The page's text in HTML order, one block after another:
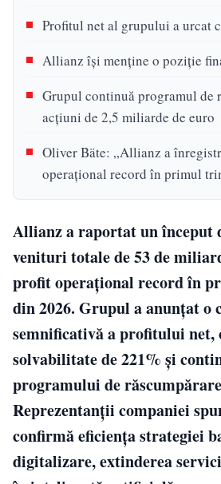
Profitul net al grupului a urcat
Allianz își menține o poziție
Grupul continuă programul de
acțiuni de 2,5 miliarde de euro
Oliver Bäte: „Allianz a
operațional record în primul
Allianz a raportat un început
venituri totale de 53 de
profit operațional record în
din 2026. Grupul a anunțat o
semnificativă a profitului net,
solvabilitate de 221% și
programului de
Reprezentanții companiei
confirmă eficiența strategiei
digitalizare, extinderea